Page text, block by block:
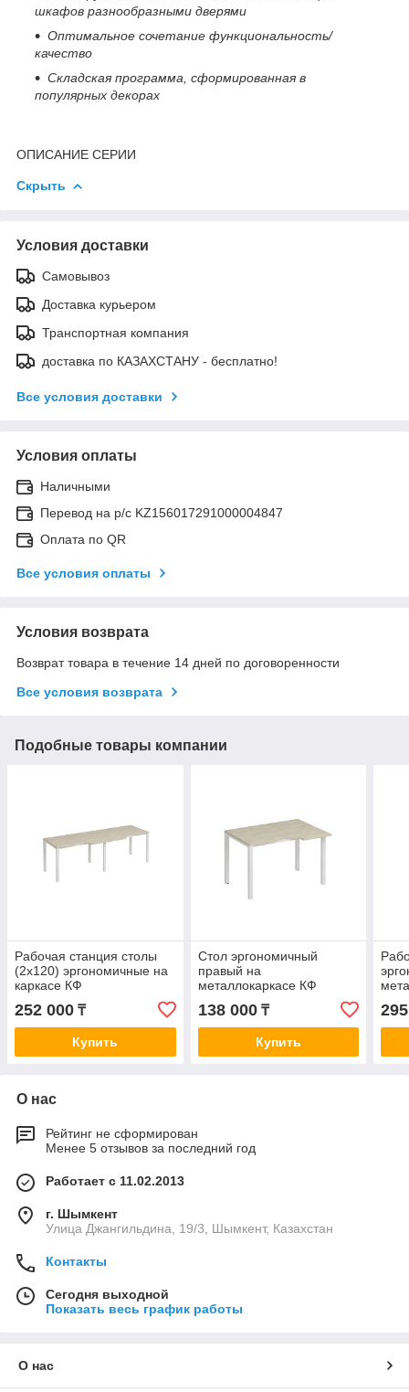
шкафов разнообразными дверями
Оптимальное сочетание функциональность/
качество
Складская программа, сформированная в
популярных декорах
ОПИСАНИЕ СЕРИИ
Скрыть
Условия доставки
Самовывоз
Доставка курьером
Транспортная компания
доставка по КАЗАХСТАНУ - бесплатно!
Все условия доставки
Условия оплаты
Наличными
Перевод на р/с KZ156017291000004847
Оплата по QR
Все условия оплаты
Условия возврата
Возврат товара в течение 14 дней по договоренности
Все условия возврата
Подобные товары компании
Рабочая станция столы
(2х120) эргономичные на
каркасе КФ
252 000 ₸
Купить
Стол эргономичный
правый на
металлокаркасе КФ
138 000₸
Купить
О нас
Рейтинг не сформирован
Менее 5 отзывов за последний год
Работает с 11.02.2013
г. Шымкент
Улица Джангильдина, 19/3, Шымкент, Казахстан
Контакты
Сегодня выходной
Показать весь график работы
О нас